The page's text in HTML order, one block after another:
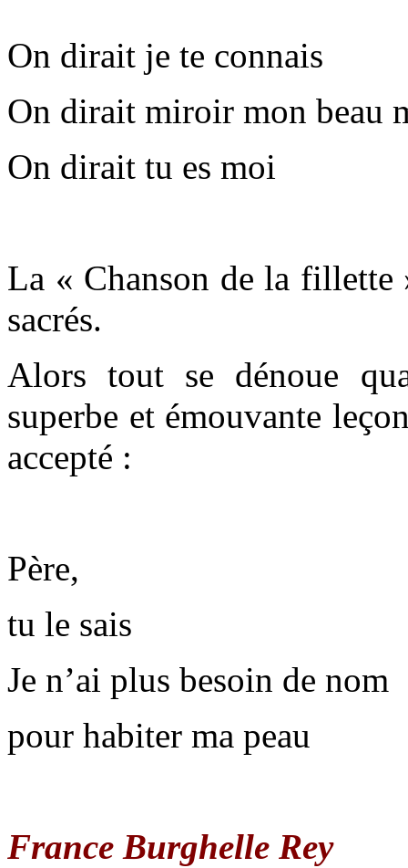
On dirait je te connais
On dirait miroir mon beau
On dirait tu es moi
La « Chanson de la
sacrés.
Alors tout se dénoue
superbe et émouvante
accepté :
Père,
tu le sais
Je n’ai plus besoin de nom
pour habiter ma peau
France Burghelle Rey